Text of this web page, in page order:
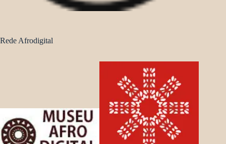
Rede Afrodigital